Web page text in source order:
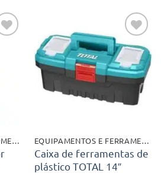
EQUIPAMENTOS E FERRAMENTAS
Adicionar
aos meus
desejos
EQUIPAMENTOS E FERRAMENTAS
Caixa de ferramentas de
plástico TOTAL 14″